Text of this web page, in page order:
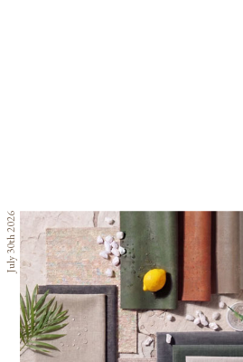
July 30th 2026